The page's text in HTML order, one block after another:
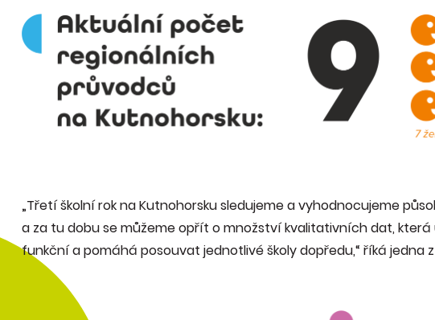
„Třetí školní rok na Kutnohorsku sledujeme a vyhodnocujeme
a za tu dobu se můžeme opřít o množství kvalitativních dat,
funkční a pomáhá posouvat jednotlivé školy dopředu,“ říká jedna